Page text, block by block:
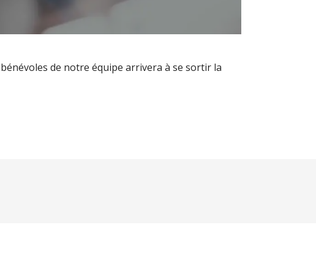
de notre équipe arrivera à se sortir la